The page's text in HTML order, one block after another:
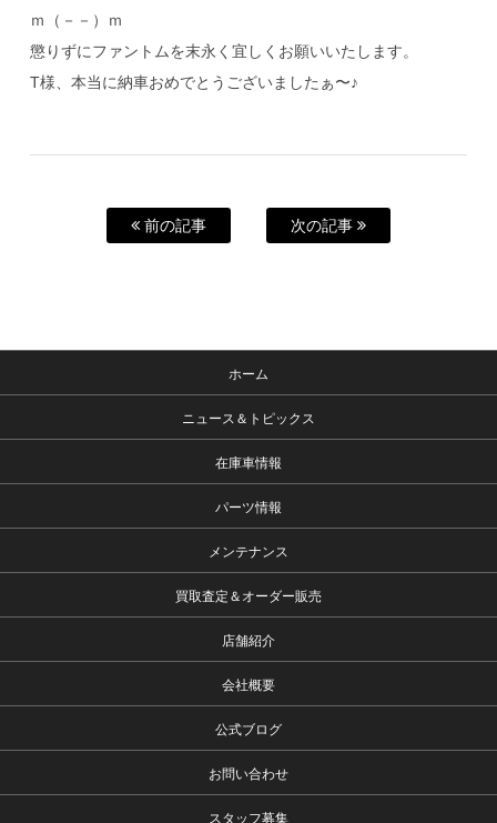
ｍ（－－）ｍ
懲りずにファントムを末永く宜しくお願いいたします。
T様、本当に納車おめでとうございましたぁ〜♪
前の記事 次の記事
ホーム
ニュース＆トピックス
在庫車情報
パーツ情報
メンテナンス
買取査定＆オーダー販売
店舗紹介
会社概要
公式ブログ
お問い合わせ
スタッフ募集